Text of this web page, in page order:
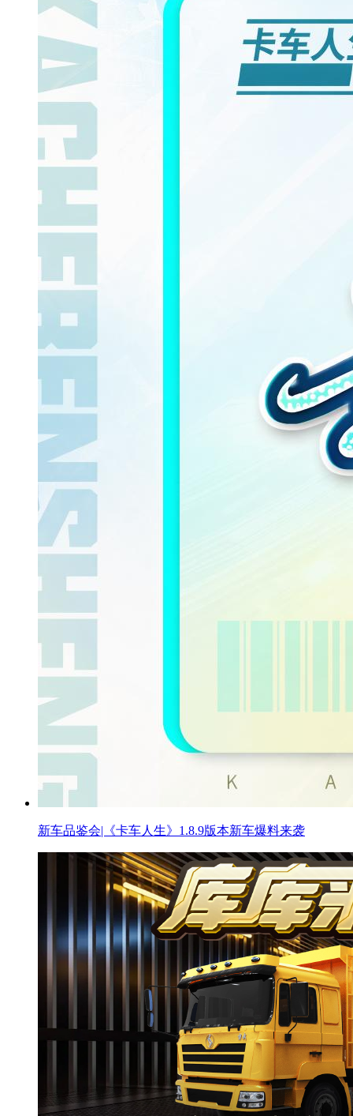
新车品鉴会|《卡车人生》1.8.9版本新车爆料来袭